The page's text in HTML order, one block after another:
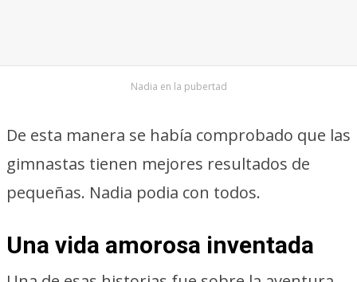
Nadia en la pubertad
De esta manera se había comprobado que las
gimnastas tienen mejores resultados de
pequeñas. Nadia podia con todos.
Una vida amorosa inventada